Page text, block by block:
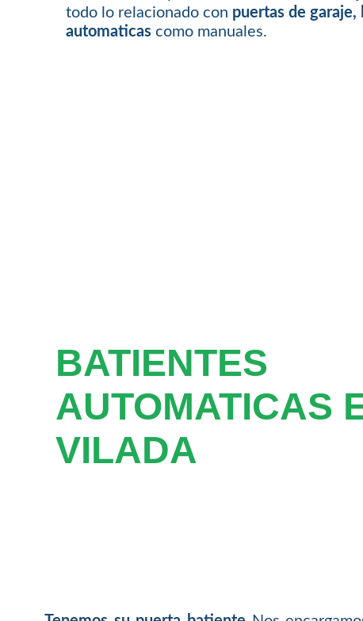
todo lo relacionado con puertas de garaje,
automaticas como manuales.
BATIENTES
AUTOMATICAS
VILADA